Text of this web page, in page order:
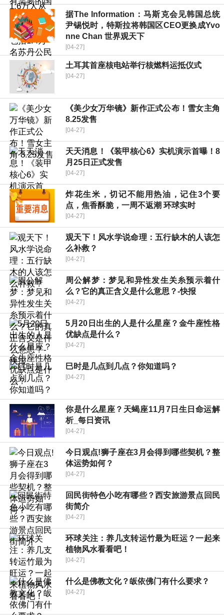
据The Information：马斯克会见韩国总统
尹锡悦时，特斯拉将韩国区CEO更换成Yvo
nne Chan 世界观天下
[04-27]
土耳其首座核电站举行核燃料运抵仪式
[04-27]
《美少女万华镜》新作正式公布！雪女主角
8.25发售
[04-27]
天天消息！《装甲核心6》实机演示首曝！8
月25日正式发售
[04-27]
炸花生米，切记不能用热油，记住3个要
点，焦香酥脆，一周不返潮 环球实时
[04-27]
观天下！风水学说命理：五行缺木的人该怎
么补救？
[04-27]
周公解梦：梦见和异性发生关糸预示着什
么？它的真正含义是什么意思？-快报
[04-27]
5月20日出生的人是什么星座？金牛座性格
优缺点是什么？
[04-27]
巳时是几点到几点？你知道吗？
[04-27]
你是什么星座？天蝎座11月7日生日命运解
析_每日资讯
[04-27]
今日观点!狮子座在3月会得到哪些契机？整
体运势如何？
[04-27]
回民街特色小吃有哪些？西安旅游景点回民
街简介
[04-27]
环球关注：养几支转运竹最为旺运？一起来
植物风水看看吧！
[04-27]
什么是佛教文化？皈依佛门有什么要求？
[04-27]